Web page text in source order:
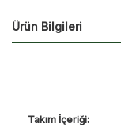
Ürün Bilgileri
Takım İçeriği: